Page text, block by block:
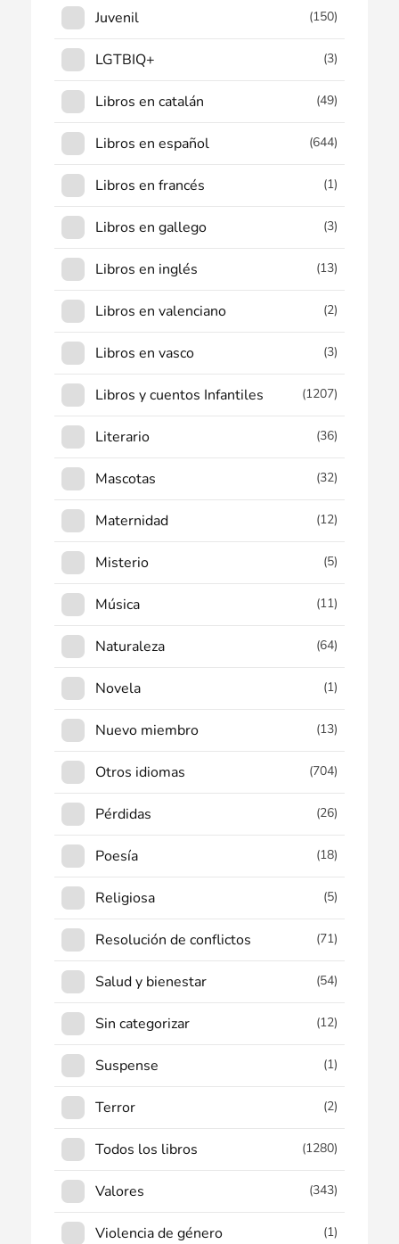
Juvenil (150)
LGTBIQ+ (3)
Libros en catalán (49)
Libros en español (644)
Libros en francés (1)
Libros en gallego (3)
Libros en inglés (13)
Libros en valenciano (2)
Libros en vasco (3)
Libros y cuentos Infantiles (1207)
Literario (36)
Mascotas (32)
Maternidad (12)
Misterio (5)
Música (11)
Naturaleza (64)
Novela (1)
Nuevo miembro (13)
Otros idiomas (704)
Pérdidas (26)
Poesía (18)
Religiosa (5)
Resolución de conflictos (71)
Salud y bienestar (54)
Sin categorizar (12)
Suspense (1)
Terror (2)
Todos los libros (1280)
Valores (343)
Violencia de género (1)